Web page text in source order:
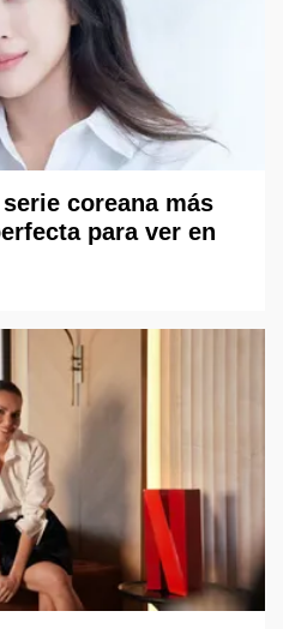
coreana más
para ver en